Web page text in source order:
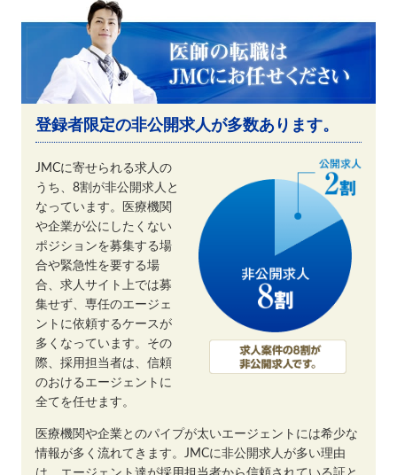
登録者限定の非公開求人が多数あります。
JMCに寄せられる求人の
うち、8割が非公開求人と
なっています。医療機関
や企業が公にしたくない
ポジションを募集する場
合や緊急性を要する場
合、求人サイト上では募
集せず、専任のエージェ
ントに依頼するケースが
多くなっています。その
際、採用担当者は、信頼
のおけるエージェントに
全てを任せます。
医療機関や企業とのパイプが太いエージェントには希少な
情報が多く流れてきます。JMCに非公開求人が多い理由